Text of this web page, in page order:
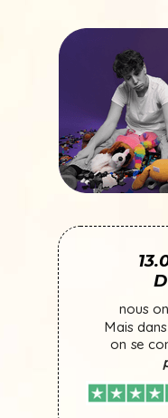
nous
Mais
on se